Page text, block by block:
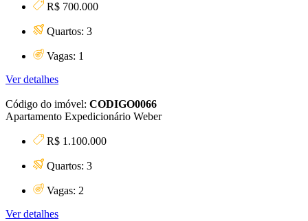
R$ 700.000
Quartos: 3
Vagas: 1
Ver detalhes
Código do imóvel: CODIGO0066
Apartamento Expedicionário Weber
R$ 1.100.000
Quartos: 3
Vagas: 2
Ver detalhes